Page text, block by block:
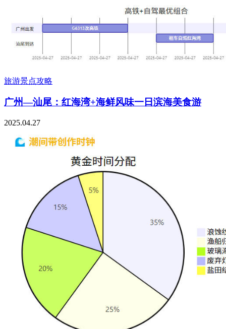
旅游景点攻略
广州—汕尾：红海湾+海鲜风味一日滨海美食游
2025.04.27